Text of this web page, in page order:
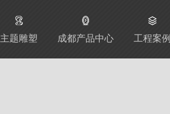
主题雕塑 成都产品中心 工程案例